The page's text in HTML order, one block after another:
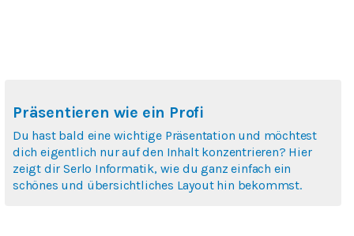
Präsentieren wie ein Profi
Du hast bald eine wichtige Präsentation und möchtest
dich eigentlich nur auf den Inhalt konzentrieren? Hier
zeigt dir Serlo Informatik, wie du ganz einfach ein
schönes und übersichtliches Layout hin bekommst.